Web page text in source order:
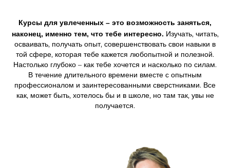
Курсы для увлеченных – это возможность заняться,
наконец, именно тем, что тебе интересно. Изучать, читать,
осваивать, получать опыт, совершенствовать свои навыки в
той сфере, которая тебе кажется любопытной и полезной.
Настолько глубоко – как тебе хочется и насколько по силам.
В течение длительного времени вместе с опытным
профессионалом и заинтересованными сверстниками. Все
как, может быть, хотелось бы и в школе, но там так, увы не
получается.